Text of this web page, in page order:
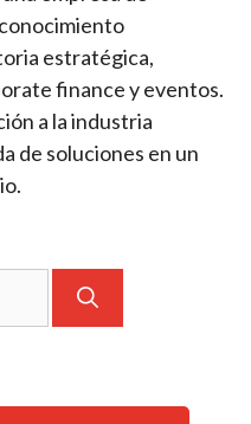
estratégica,
finance y eventos.
a la industria
de soluciones en un